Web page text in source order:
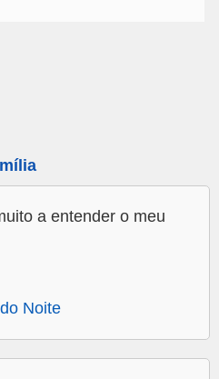
a entender o meu
Noite